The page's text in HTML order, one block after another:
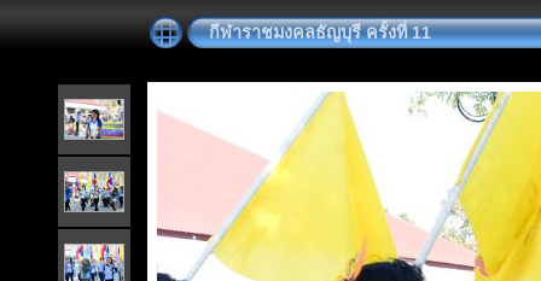
กีฬาราชมงคลธัญบุรี ครั้งที่ 11